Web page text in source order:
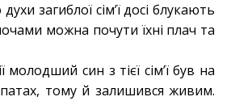
загиблої сім’ї досі блукають
можна почути їхні плач та
молодший син з тієї сім’ї був на
тому й залишився живим.